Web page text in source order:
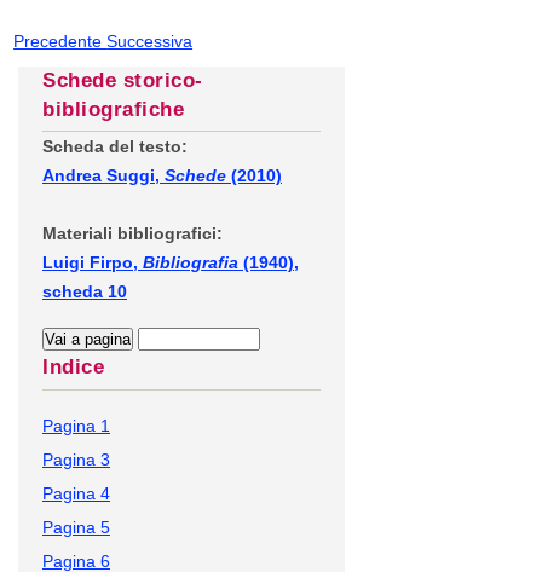
PrecedenteSuccessiva
Schede storico-
bibliografiche
Scheda del testo:
Andrea Suggi, Schede (2010)
Materiali bibliografici:
Luigi Firpo, Bibliografia (1940),
scheda 10
Indice
Pagina 1
Pagina 3
Pagina 4
Pagina 5
Pagina 6